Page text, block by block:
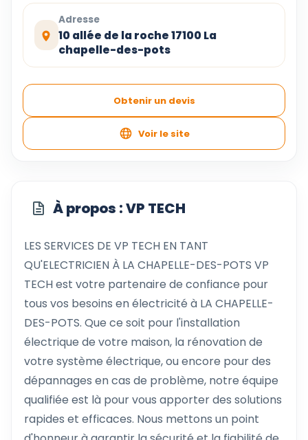
Adresse
10 allée de la roche 17100 La
chapelle-des-pots
Obtenir un devis
Voir le site
À propos : VP TECH
LES SERVICES DE VP TECH EN TANT
QU'ELECTRICIEN À LA CHAPELLE-DES-POTS VP
TECH est votre partenaire de confiance pour
tous vos besoins en électricité à LA CHAPELLE-
DES-POTS. Que ce soit pour l'installation
électrique de votre maison, la rénovation de
votre système électrique, ou encore pour des
dépannages en cas de problème, notre équipe
qualifiée est là pour vous apporter des solutions
rapides et efficaces. Nous mettons un point